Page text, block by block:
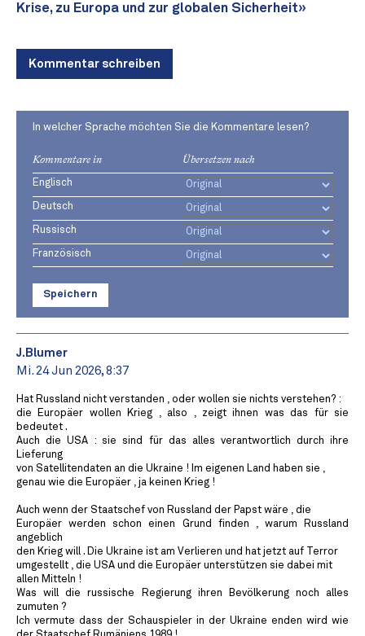
Krise, zu Europa und zur globalen Sicherheit»
Kommentar schreiben
In welcher Sprache möchten Sie die Kommentare lesen?
Kommentare in Übersetzen nach
Englisch
Deutsch
Russisch
Französisch
Speichern
J.Blumer
Mi. 24 Jun 2026, 8:37
Hat Russland nicht verstanden , oder wollen sie nichts verstehen? :
die Europäer wollen Krieg , also , zeigt ihnen was das für sie
bedeutet .
Auch die USA : sie sind für das alles verantwortlich durch ihre
Lieferung
von Satellitendaten an die Ukraine ! Im eigenen Land haben sie ,
genau wie die Europäer , ja keinen Krieg !
Auch wenn der Staatschef von Russland der Papst wäre , die
Europäer werden schon einen Grund finden , warum Russland
angeblich
den Krieg will . Die Ukraine ist am Verlieren und hat jetzt auf Terror
umgestellt , die USA und die Europäer unterstützen sie dabei mit
allen Mitteln !
Was will die russische Regierung ihren Bevölkerung noch alles
zumuten ?
Ich vermute dass der Schauspieler in der Ukraine enden wird wie